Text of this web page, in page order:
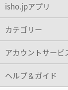
isho.jpアプリ
カテゴリー
アカウントサービ
ヘルプ＆ガイド